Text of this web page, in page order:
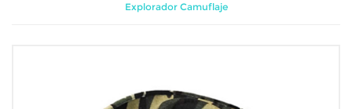
Explorador Camuflaje